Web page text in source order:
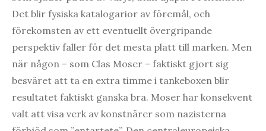
Det blir fysiska katalogarior av föremål, och
förekomsten av ett eventuellt övergripande
perspektiv faller för det mesta platt till marken. Men
när någon – som Clas Moser – faktiskt gjort sig
besväret att ta en extra timme i tankeboxen blir
resultatet faktiskt ganska bra. Moser har konsekvent
valt att visa verk av konstnärer som nazisterna